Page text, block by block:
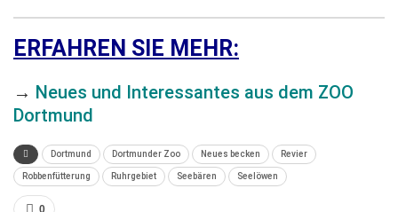
ERFAHREN SIE MEHR:
→ Neues und Interessantes aus dem ZOO
Dortmund
Dortmund Dortmunder Zoo Neues becken Revier
Robbenfütterung Ruhrgebiet Seebären Seelöwen
0